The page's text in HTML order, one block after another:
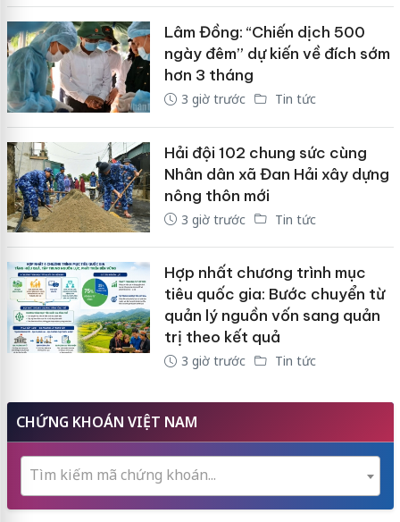
Lâm Đồng: “Chiến dịch 500
ngày đêm” dự kiến về đích sớm
hơn 3 tháng
3 giờ trước Tin tức
Hải đội 102 chung sức cùng
Nhân dân xã Đan Hải xây dựng
nông thôn mới
3 giờ trước Tin tức
Hợp nhất chương trình mục
tiêu quốc gia: Bước chuyển từ
quản lý nguồn vốn sang quản
trị theo kết quả
3 giờ trước Tin tức
CHỨNG KHOÁN VIỆT NAM
Tìm kiếm mã chứng khoán...